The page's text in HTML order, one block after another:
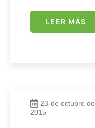
LEER MÁS
23 de octubre de
2015